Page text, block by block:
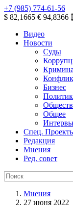
+7 (985) 774-61-56
$ 82,1665 € 94,8366
Видео
Новости
Суды
Бизнес
Общее
Спец.
Редакция
Мнения
Ред. совет
Мнения
27 июня 2022